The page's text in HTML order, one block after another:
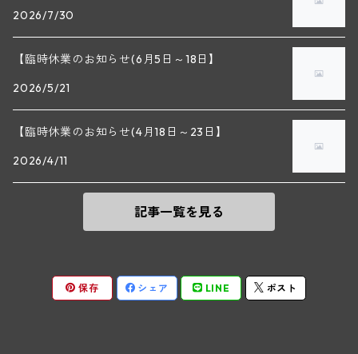
ルー・デュモン(ジュヴレ・シャンベルタン)
アンリ・ルブルソー(ジュヴレ・シャンベルタン)
ルフレーヴ(ピュリニー・モンラッシェ)
ドミニク・ラフォン(ムルソー)
ガニャール・ドラグランジュ(シャサーニュ・モンラッシェ)
マラート
シュタット・クレムス
ヒルシュ
シュロス・ゴベルスブルグ
ビルギット・アイヒンガー
ユルチッチ・ゾンホーフ
ヴァーグラム
二グル
レート
ミッテルブルゲンランド
ヴェーニンガー
ヴィーニンガー
ズュート・シュタイヤーマルク
2026/7/30
【臨時休業のお知らせ(6月5日～18日】
2026/5/21
【臨時休業のお知らせ(4月18日～23日】
2026/4/11
記事一覧を見る
保存 シェア LINE ポスト